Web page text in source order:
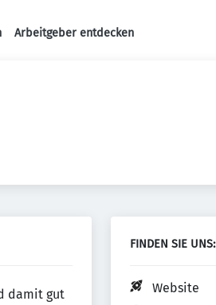
Arbeitgeber entdecken
damit gut
FINDEN SIE UNS:
Website